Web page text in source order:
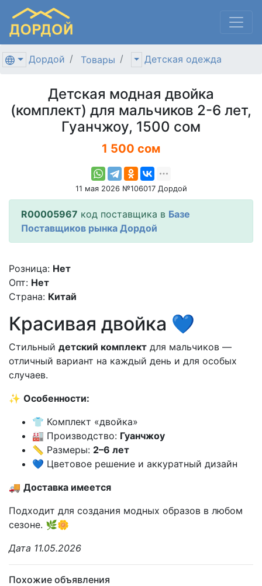
Дордой Товары Детская одежда
Детская модная двойка
(комплект) для мальчиков 2-6 лет,
Гуанчжоу, 1500 сом
1 500 сом
11 мая 2026 №106017 Дордой
R00005967 код поставщика в Базе
Поставщиков рынка Дордой
Розница: Нет
Опт: Нет
Страна: Китай
Красивая двойка 💙
Стильный детский комплект для мальчиков —
отличный вариант на каждый день и для особых
случаев.
✨ Особенности:
👕 Комплект «двойка»
🏭 Производство: Гуанчжоу
📏 Размеры: 2–6 лет
💙 Цветовое решение и аккуратный дизайн
🚚 Доставка имеется
Подходит для создания модных образов в любом
сезоне. 🌿🌼
Дата 11.05.2026
Похожие объявления